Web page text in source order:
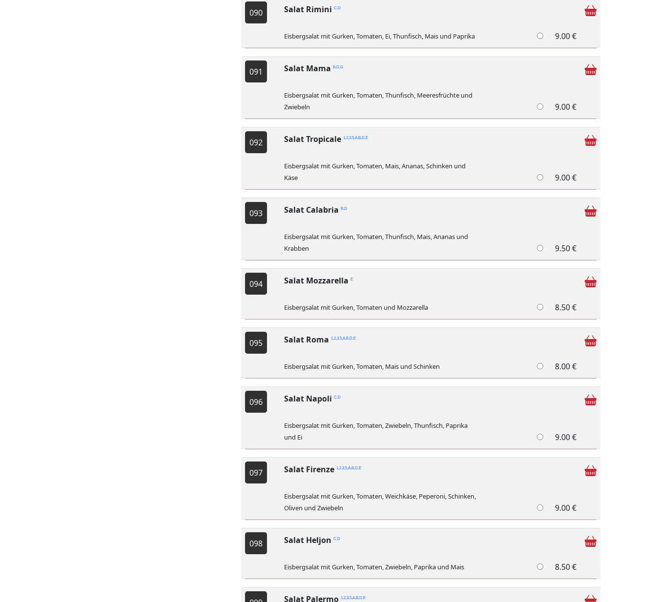
090 Salat Rimini C,D
Eisbergsalat mit Gurken, Tomaten, Ei, Thunfisch, Mais und Paprika 9.00 €
091 Salat Mama B,D,G
Eisbergsalat mit Gurken, Tomaten, Thunfisch, Meeresfrüchte und
Zwiebeln
9.00 €
092 Salat Tropicale 1,2,3,5,A,B,D,E
Eisbergsalat mit Gurken, Tomaten, Mais, Ananas, Schinken und
Käse
9.00 €
093 Salat Calabria B,D
Eisbergsalat mit Gurken, Tomaten, Thunfisch, Mais, Ananas und
Krabben
9.50 €
094 Salat Mozzarella E
Eisbergsalat mit Gurken, Tomaten und Mozzarella 8.50 €
095 Salat Roma 1,2,3,5,A,B,D,E
Eisbergsalat mit Gurken, Tomaten, Mais und Schinken 8.00 €
096 Salat Napoli C,D
Eisbergsalat mit Gurken, Tomaten, Zwiebeln, Thunfisch, Paprika
und Ei
9.00 €
097 Salat Firenze 1,2,3,5,A,B,D,E
Eisbergsalat mit Gurken, Tomaten, Weichkäse, Peperoni, Schinken,
Oliven und Zwiebeln
9.00 €
098 Salat Heljon C,D
Eisbergsalat mit Gurken, Tomaten, Zwiebeln, Paprika und Mais 8.50 €
Salat Palermo 1,2,3,5,A,B,D,E